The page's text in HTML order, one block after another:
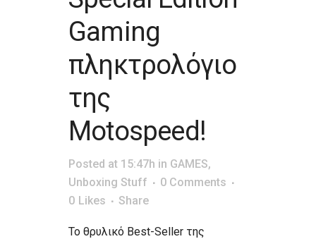
Gaming
πληκτρολόγιο
της
Motospeed!
Posted at 15:47h in GAMES,
Unboxing Stuff
0 Comments
0 Likes Share
Το θρυλικό Best-Seller της